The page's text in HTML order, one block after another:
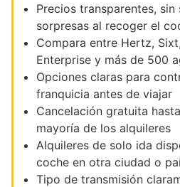
Precios transparentes,
sorpresas al recoger el
Compara entre Hertz,
Enterprise y más de 500
Opciones claras para
franquicia antes de viajar
Cancelación gratuita
mayoría de los alquileres
Alquileres de solo ida
coche en otra ciudad o
Tipo de transmisión